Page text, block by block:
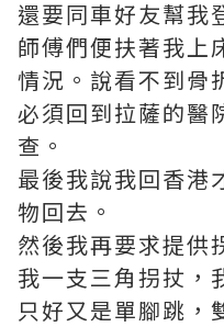
還要同車好友幫我
師傅們便扶著我上
情況。說看不到骨
必須回到拉薩的醫
查。
最後我說我回香港
物回去。
然後我再要求提供
我一支三角拐扙，
只好又是單腳跳，